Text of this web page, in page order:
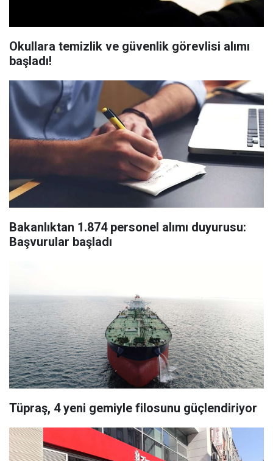
Okullara temizlik ve güvenlik görevlisi alımı
başladı!
Bakanlıktan 1.874 personel alımı duyurusu:
Başvurular başladı
Tüpraş, 4 yeni gemiyle filosunu güçlendiriyor